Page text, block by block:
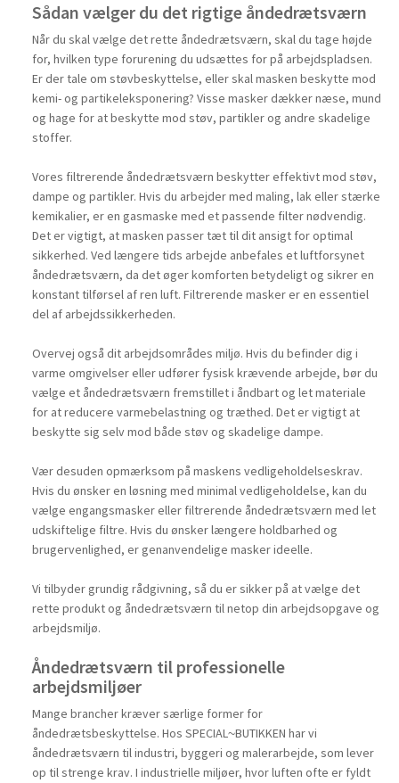
Sådan vælger du det rigtige åndedrætsværn
Når du skal vælge det rette åndedrætsværn, skal du tage højde
for, hvilken type forurening du udsættes for på arbejdspladsen.
Er der tale om støvbeskyttelse, eller skal masken beskytte mod
kemi- og partikeleksponering? Visse masker dækker næse, mund
og hage for at beskytte mod støv, partikler og andre skadelige
stoffer.
Vores filtrerende åndedrætsværn beskytter effektivt mod støv,
dampe og partikler. Hvis du arbejder med maling, lak eller stærke
kemikalier, er en gasmaske med et passende filter nødvendig.
Det er vigtigt, at masken passer tæt til dit ansigt for optimal
sikkerhed. Ved længere tids arbejde anbefales et luftforsynet
åndedrætsværn, da det øger komforten betydeligt og sikrer en
konstant tilførsel af ren luft. Filtrerende masker er en essentiel
del af arbejdssikkerheden.
Overvej også dit arbejdsområdes miljø. Hvis du befinder dig i
varme omgivelser eller udfører fysisk krævende arbejde, bør du
vælge et åndedrætsværn fremstillet i åndbart og let materiale
for at reducere varmebelastning og træthed. Det er vigtigt at
beskytte sig selv mod både støv og skadelige dampe.
Vær desuden opmærksom på maskens vedligeholdelseskrav.
Hvis du ønsker en løsning med minimal vedligeholdelse, kan du
vælge engangsmasker eller filtrerende åndedrætsværn med let
udskiftelige filtre. Hvis du ønsker længere holdbarhed og
brugervenlighed, er genanvendelige masker ideelle.
Vi tilbyder grundig rådgivning, så du er sikker på at vælge det
rette produkt og åndedrætsværn til netop din arbejdsopgave og
arbejdsmiljø.
Åndedrætsværn til professionelle
arbejdsmiljøer
Mange brancher kræver særlige former for
åndedrætsbeskyttelse. Hos SPECIAL~BUTIKKEN har vi
åndedrætsværn til industri, byggeri og malerarbejde, som lever
op til strenge krav. I industrielle miljøer, hvor luften ofte er fyldt